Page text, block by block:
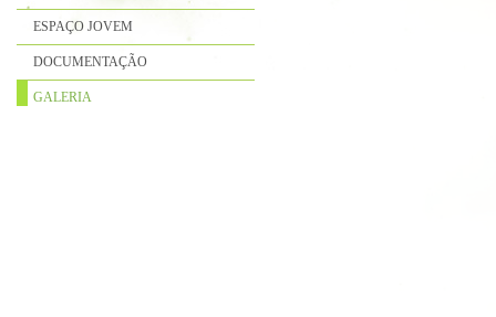
ESPAÇO JOVEM
DOCUMENTAÇÃO
GALERIA